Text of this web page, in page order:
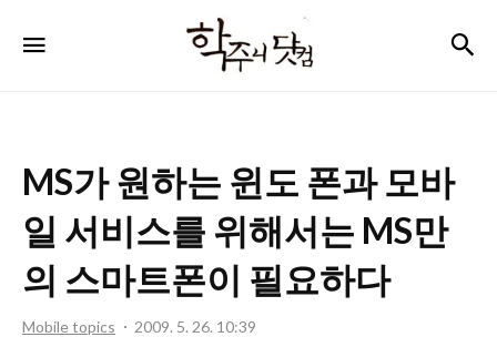
주
컴
MS가 원하는 윈도 폰과 모바
일 서비스를 위해서는 MS만
의 스마트폰이 필요하다
Mobile topics 2009. 5. 26. 10:39